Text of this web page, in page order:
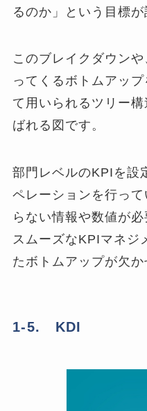
るのか」という目標が
このブレイクダウン
ってくるボトムアッ
て用いられるツリー
ばれる図です。
部門レベルのKPIを設
ペレーションを行っ
らない情報や数値が
スムーズなKPIマネジ
たボトムアップが欠か
1-5. KDI